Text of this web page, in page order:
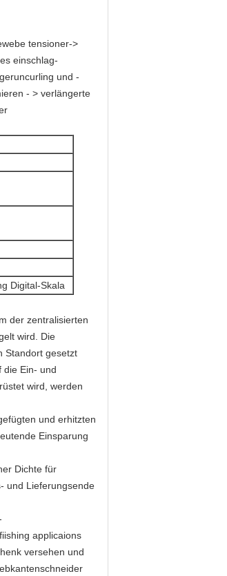
tensioner->
einschlag-
und -
- > verlängerte
Digital-Skala
der zentralisierten
wird. Die
Standort gesetzt
die Ein- und
wird, werden
und erhitzten
Einsparung
Dichte für
und Lieferungsende
applicaions
versehen und